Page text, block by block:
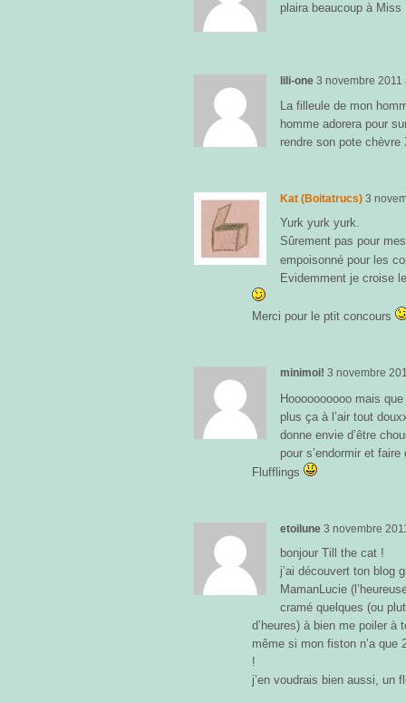
plaira beaucoup à Miss
lili-one 3 novembre 2011
La filleule de mon
homme adorera pour
rendre son pote chèvre
Kat (Boitatrucs) 3
Yurk yurk yurk.
Sûrement pas pour
empoisonné pour les
Evidemment je croise
Merci pour le ptit concours
minimoi! 3 novembre
Hoooooooooo mais
plus ça à l’air tout
donne envie d’être
pour s’endormir et
Flufflings
etoilune 3 novembre
bonjour Till the cat !
j’ai découvert ton blog
MamanLucie
cramé quelques (ou
d’heures) à bien me poiler à
même si mon fiston n’a que
!
j’en voudrais bien aussi, un